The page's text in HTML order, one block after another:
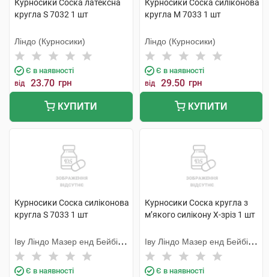
Курносики Соска латексна
кругла S 7032 1 шт
Ліндо (Курносики)
Є в наявності
від 23.70 грн
КУПИТИ
Курносики Соска силіконова
кругла M 7033 1 шт
Ліндо (Курносики)
Є в наявності
від 29.50 грн
КУПИТИ
Курносики Соска силіконова
кругла S 7033 1 шт
Іву Ліндо Мазер енд Бейбі
Продактс
Є в наявності
Курносики Соска кругла з
м’якого силікону X-зріз 1 шт
Іву Ліндо Мазер енд Бейбі
Продактс
Є в наявності